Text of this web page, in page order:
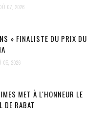
07, 2026
» FINALISTE DU PRIX DU
05, 2026
MET À L'HONNEUR LE
DE RABAT